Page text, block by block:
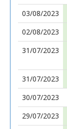
03/08/2023
02/08/2023
31/07/2023
31/07/2023
30/07/2023
29/07/2023